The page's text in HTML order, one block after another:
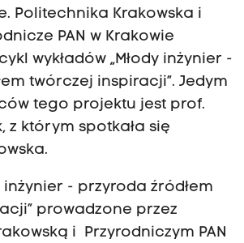
Politechnika Krakowska i
PAN w Krakowie
wykładów „Młody inżynier -
twórczej inspiracji”. Jedym
tego projektu jest prof.
z którym spotkała się
inżynier - przyroda źródłem
prowadzone przez
i Przyrodniczym PAN